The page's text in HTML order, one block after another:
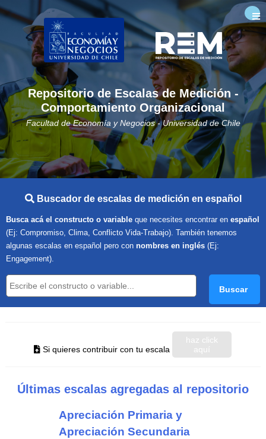
×
Repositorio de Escalas de Medición -
Comportamiento Organizacional
Facultad de Economía y Negocios - Universidad de Chile
Buscador de escalas de medición en español
Busca acá el constructo o variable que necesites encontrar en español
(Ej: Compromiso, Clima, Conflicto Vida-Trabajo). También tenemos
algunas escalas en español pero con nombres en inglés (Ej:
Engagement).
Si quieres contribuir con tu escala
haz click
aquí
Últimas escalas agregadas al repositorio
Apreciación Primaria y
Apreciación Secundaria